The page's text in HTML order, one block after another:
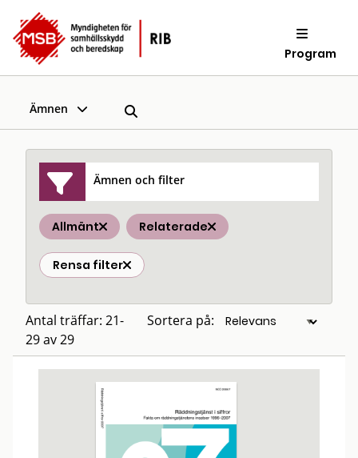
Program
Ämnen
Ämnen och filter
Allmänt Relaterade
Rensa filter
Antal träffar: 21-
29 av 29
Sortera på: